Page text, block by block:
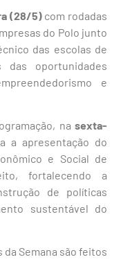
(28/5)com rodadas
do Polo junto
das escolas de
das oportunidades
e
nasexta-
a apresentação do
e Social de
fortalecendo a
de políticas
sustentável do
Semana são feitos